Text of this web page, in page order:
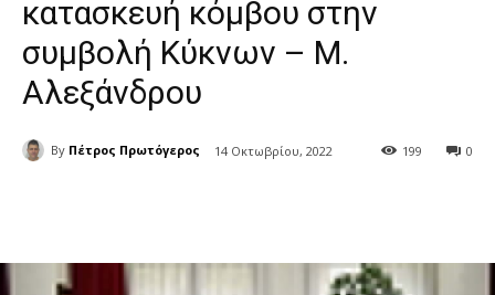
κατασκευή κόμβου στην
συμβολή Κύκνων – Μ.
Αλεξάνδρου
By Πέτρος Πρωτόγερος 14 Οκτωβρίου, 2022 0
199